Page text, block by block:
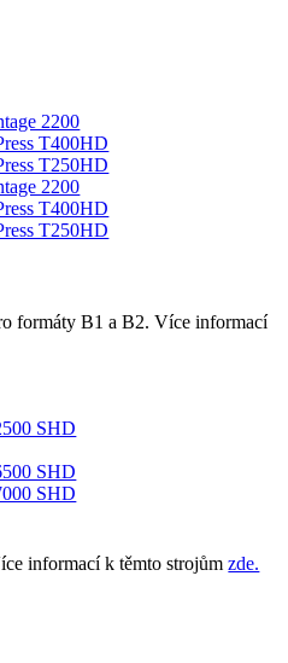
2200
T400HD
T250HD
2200
T400HD
T250HD
formáty B1 a B2. Více informací
SHD
SHD
SHD
informací k těmto strojůmzde.